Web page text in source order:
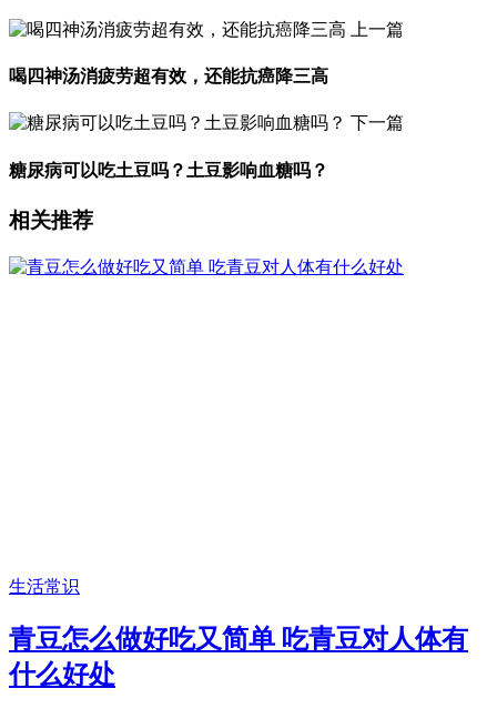
上一篇
喝四神汤消疲劳超有效，还能抗癌降三高
下一篇
糖尿病可以吃土豆吗？土豆影响血糖吗？
相关推荐
生活常识
青豆怎么做好吃又简单 吃青豆对人体有
什么好处